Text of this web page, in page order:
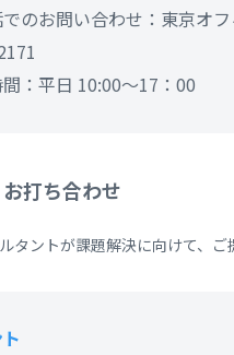
のお問い合わせ：東京オ
：平日 10:00～17：00
打ち合わせ
タントが課題解決に向けて、ご